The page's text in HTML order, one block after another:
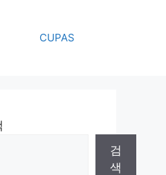
CUPAS
검
색